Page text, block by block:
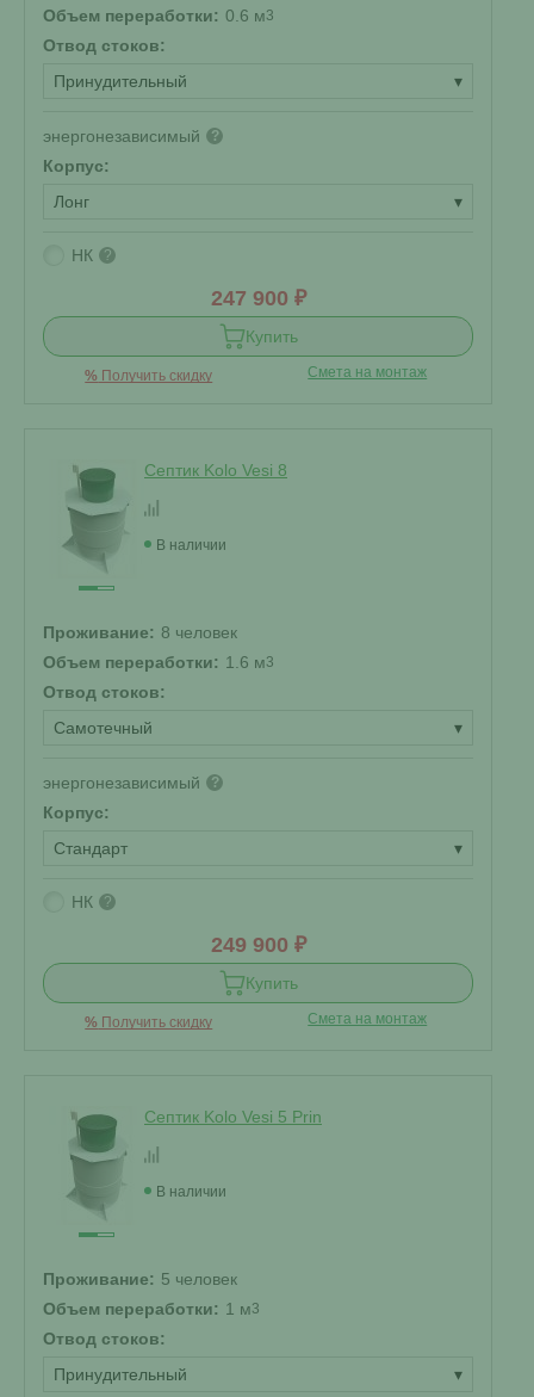
Объем переработки: 0.6 м3
Отвод стоков:
Принудительный
▾
энергонезависимый ?
Корпус:
Лонг
▾
НК ?
247 900 ₽
Купить
% Получить скидку Смета на монтаж
Септик Kolo Vesi 8
В наличии
Проживание: 8 человек
Объем переработки: 1.6 м3
Отвод стоков:
Самотечный
▾
энергонезависимый ?
Корпус:
Стандарт
▾
НК ?
249 900 ₽
Купить
% Получить скидку Смета на монтаж
Септик Kolo Vesi 5 Prin
В наличии
Проживание: 5 человек
Объем переработки: 1 м3
Отвод стоков:
Принудительный
▾